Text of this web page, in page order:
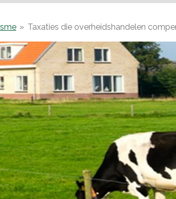
» Taxaties die overheidshandelen